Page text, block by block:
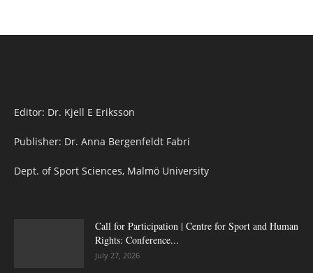
Editor: Dr. Kjell E Eriksson
Publisher: Dr. Anna Bergenfeldt Fabri
Dept. of Sport Sciences, Malmö University
Call for Participation | Centre for Sport and Human
Rights: Conference...
July 27, 2026